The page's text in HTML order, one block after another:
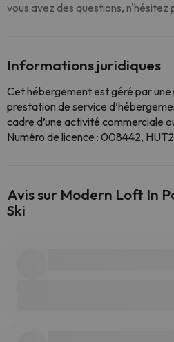
vous avez des questions, n'hésitez
Informations juridiques
Cet hébergement est géré par
prestation de service
cadre d’une activité commerciale
Numéro de licence : 008442,
Avis sur Modern Loft In
Ski